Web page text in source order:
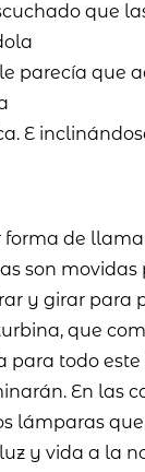
que
parecía que
E
de
son movidas
y girar para
que
para todo
En las
lámparas
y vida a la